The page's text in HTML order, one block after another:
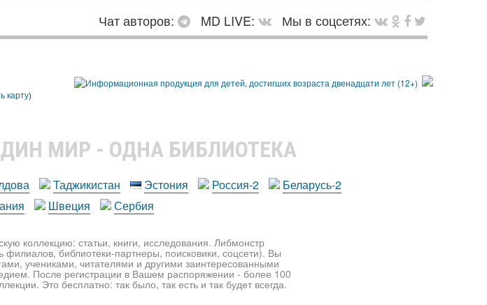
Чат авторов: MD LIVE:
Мы в соцсетях:
карту)
МИР - ОДНА БИБЛИОТЕКА
Таджикистан Эстония Россия-2
Беларусь-2
Швеция Сербия
коллекцию: статьи, книги, исследования. Либмонстр
библиотеки-партнеры, поисковики, соцсети). Вы
учениками, читателями и другими заинтересованными
После регистрации в Вашем распоряжении - более 100
Это бесплатно: так было, так есть и так будет всегда.